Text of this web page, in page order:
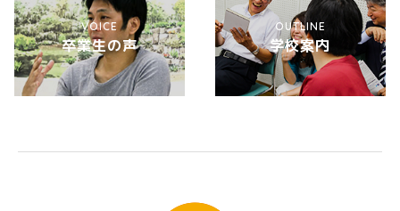
VOICE
卒業生の声
OUTLINE
学校案内